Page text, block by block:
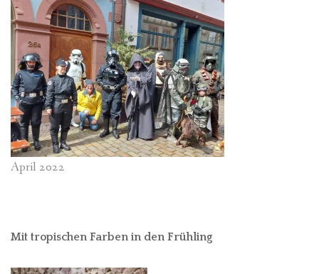
April 2022
Mit tropischen Farben in den Frühling